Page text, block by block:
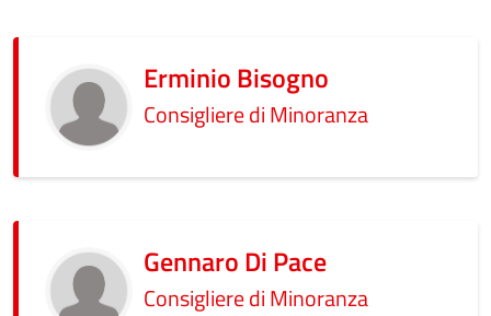
Erminio Bisogno
Consigliere di Minoranza
Gennaro Di Pace
Consigliere di Minoranza